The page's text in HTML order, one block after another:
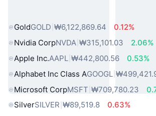
GoldGOLD ₩6,122,869.64
0.12%
Nvidia CorpNVDA ₩315,101.03
2.06%
Apple Inc.AAPL ₩442,800.56
0.53%
Alphabet Inc Class AGOOGL
Microsoft CorpMSFT ₩709,780.23
SilverSILVER ₩89,519.8
0.63%